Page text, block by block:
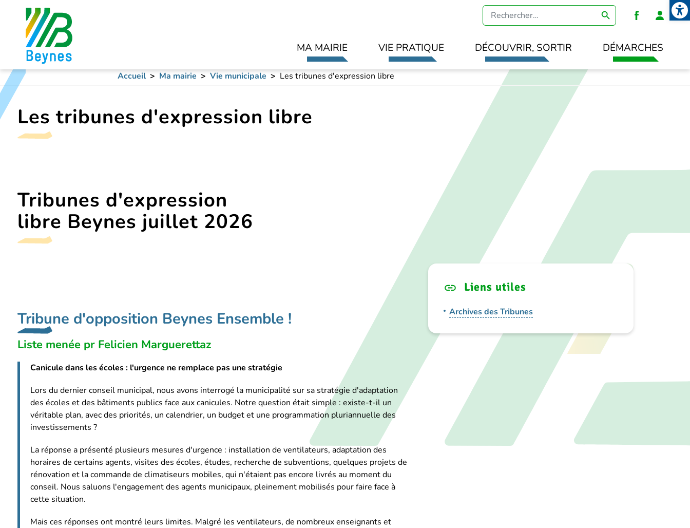
MA MAIRIE VIE PRATIQUE DÉCOUVRIR, SORTIR DÉMARCHES
Accueil Ma mairie Vie municipale Les tribunes d'expression libre
Les tribunes d'expression libre
Tribunes d'expression
libre Beynes juillet 2026
Tribune d'opposition Beynes Ensemble !
Liste menée pr Felicien Marguerettaz
Canicule dans les écoles : l'urgence ne remplace pas une stratégie
Lors du dernier conseil municipal, nous avons interrogé la municipalité sur sa stratégie d'adaptation
des écoles et des bâtiments publics face aux canicules. Notre question était simple : existe-t-il un
véritable plan, avec des priorités, un calendrier, un budget et une programmation pluriannuelle des
investissements ?
La réponse a présenté plusieurs mesures d'urgence : installation de ventilateurs, adaptation des
horaires de certains agents, visites des écoles, études, recherche de subventions, quelques projets de
rénovation et la commande de climatiseurs mobiles, qui n'étaient pas encore livrés au moment du
conseil. Nous saluons l'engagement des agents municipaux, pleinement mobilisés pour faire face à
cette situation.
Mais ces réponses ont montré leurs limites. Malgré les ventilateurs, de nombreux enseignants et
Liens utiles
Archives des Tribunes